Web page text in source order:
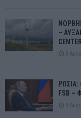
–
8
FSB –
8